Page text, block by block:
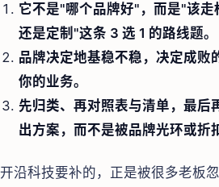
它不是"哪个品牌好"，而是"该走
还是定制"这条 3 选 1 的路线题。
品牌决定地基稳不稳，决定成败
你的业务。
先归类、再对照表与清单，最后
出方案，而不是被品牌光环或折
开沿科技要补的，正是被很多老板